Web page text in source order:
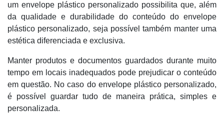
um envelope plástico personalizado possibilita que, além
da qualidade e durabilidade do conteúdo do envelope
plástico personalizado, seja possível também manter uma
estética diferenciada e exclusiva.
Manter produtos e documentos guardados durante muito
tempo em locais inadequados pode prejudicar o conteúdo
em questão. No caso do envelope plástico personalizado,
é possível guardar tudo de maneira prática, simples e
personalizada.